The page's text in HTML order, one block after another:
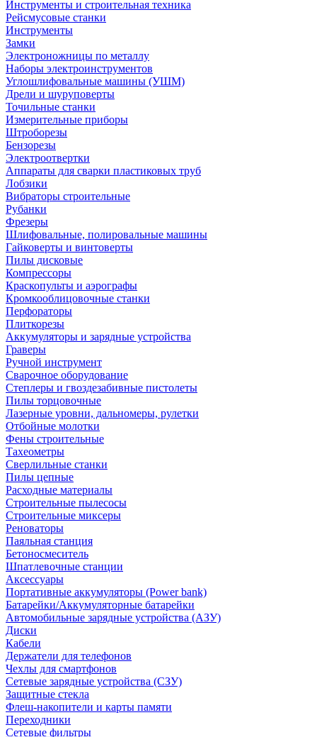
Инструменты и строительная техника
Рейсмусовые станки
Инструменты
Замки
Электроножницы по металлу
Наборы электроинструментов
Углошлифовальные машины (УШМ)
Дрели и шуруповерты
Точильные станки
Измерительные приборы
Штроборезы
Бензорезы
Электроотвертки
Аппараты для сварки пластиковых труб
Лобзики
Вибраторы строительные
Рубанки
Фрезеры
Шлифовальные, полировальные машины
Гайковерты и винтоверты
Пилы дисковые
Компрессоры
Краскопульты и аэрографы
Кромкооблицовочные станки
Перфораторы
Плиткорезы
Аккумуляторы и зарядные устройства
Граверы
Ручной инструмент
Сварочное оборудование
Степлеры и гвоздезабивные пистолеты
Пилы торцовочные
Лазерные уровни, дальномеры, рулетки
Отбойные молотки
Фены строительные
Тахеометры
Сверлильные станки
Пилы цепные
Расходные материалы
Строительные пылесосы
Строительные миксеры
Реноваторы
Паяльная станция
Бетоносмеситель
Шпатлевочные станции
Аксессуары
Портативные аккумуляторы (Power bank)
Батарейки/Аккумуляторные батарейки
Автомобильные зарядные устройства (АЗУ)
Диски
Кабели
Держатели для телефонов
Чехлы для смартфонов
Сетевые зарядные устройства (СЗУ)
Защитные стекла
Флеш-накопители и карты памяти
Переходники
Сетевые фильтры